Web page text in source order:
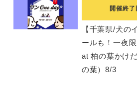
開催終了
【千葉県/犬の
ールも！一夜
at 柏の葉かけ
の葉）8/3